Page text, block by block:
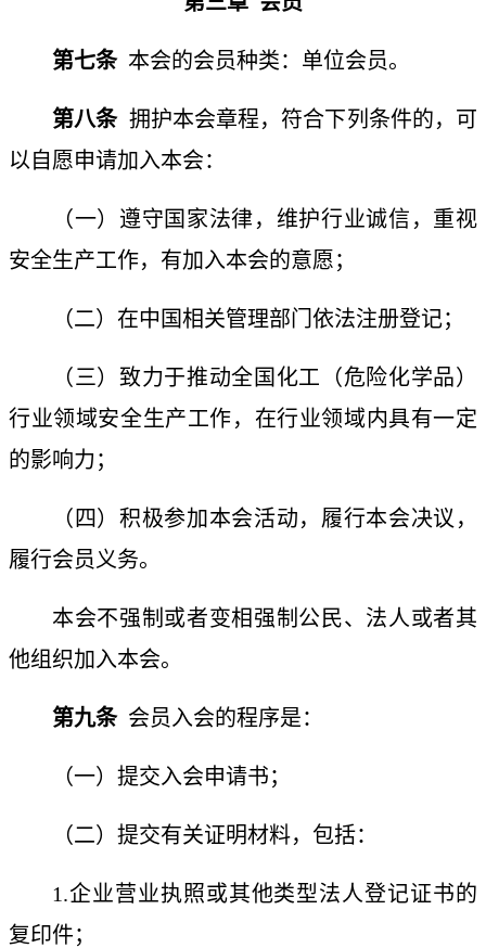
第七条 本会的会员种类：单位会员。
第八条 拥护本会章程，符合下列条件的，可
以自愿申请加入本会：
（一）遵守国家法律，维护行业诚信，重视
安全生产工作，有加入本会的意愿；
（二）在中国相关管理部门依法注册登记；
（三）致力于推动全国化工（危险化学品）
行业领域安全生产工作，在行业领域内具有一定
的影响力；
（四）积极参加本会活动，履行本会决议，
履行会员义务。
本会不强制或者变相强制公民、法人或者其
他组织加入本会。
第九条 会员入会的程序是：
（一）提交入会申请书；
（二）提交有关证明材料，包括：
1.企业营业执照或其他类型法人登记证书的
复印件；